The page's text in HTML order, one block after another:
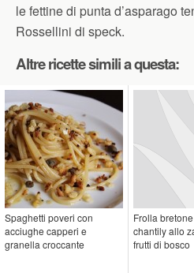
le fettine di punta d’asparago
Rossellini di speck.
Altre ricette simili a questa:
Spaghetti poveri con
acciughe capperi e
granella croccante
Frolla
chantily allo
frutti di bosco